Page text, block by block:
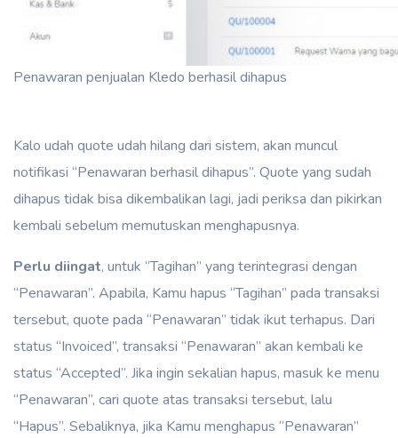
Penawaran penjualan Kledo berhasil dihapus
Kalo udah quote udah hilang dari sistem, akan muncul
notifikasi “Penawaran berhasil dihapus”. Quote yang sudah
dihapus tidak bisa dikembalikan lagi, jadi periksa dan pikirkan
kembali sebelum memutuskan menghapusnya.
Perlu diingat, untuk “Tagihan” yang terintegrasi dengan
“Penawaran”. Apabila, Kamu hapus “Tagihan” pada transaksi
tersebut, quote pada “Penawaran” tidak ikut terhapus. Dari
status “Invoiced”, transaksi “Penawaran” akan kembali ke
status “Accepted”. Jika ingin sekalian hapus, masuk ke menu
“Penawaran”, cari quote atas transaksi tersebut, lalu
“Hapus”. Sebaliknya, jika Kamu menghapus “Penawaran”